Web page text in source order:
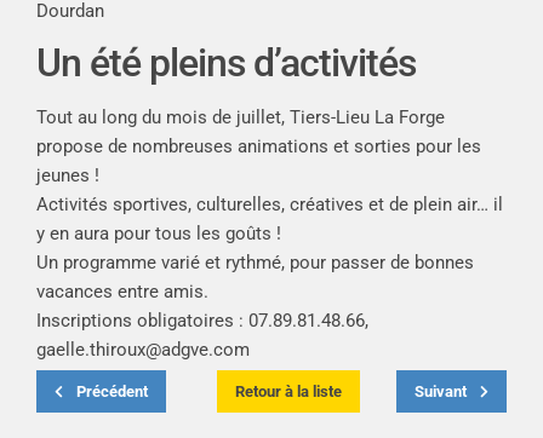
Dourdan
Un été pleins d’activités
Tout au long du mois de juillet, Tiers-Lieu La Forge
propose de nombreuses animations et sorties pour les
jeunes !
Activités sportives, culturelles, créatives et de plein air… il
y en aura pour tous les goûts !
Un programme varié et rythmé, pour passer de bonnes
vacances entre amis.
Inscriptions obligatoires : 07.89.81.48.66,
gaelle.thiroux@adgve.com
Précédent Retour à la liste Suivant